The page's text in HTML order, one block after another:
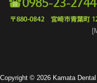
Copyright © 2026 Kamata